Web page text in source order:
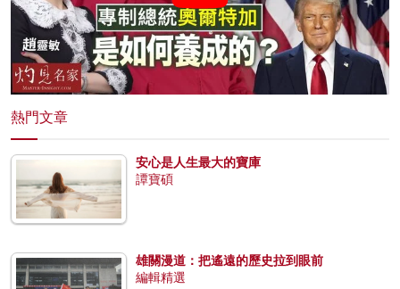
熱門文章
安心是人生最大的寶庫
譚寶碩
雄關漫道：把遙遠的歷史拉到眼前
編輯精選